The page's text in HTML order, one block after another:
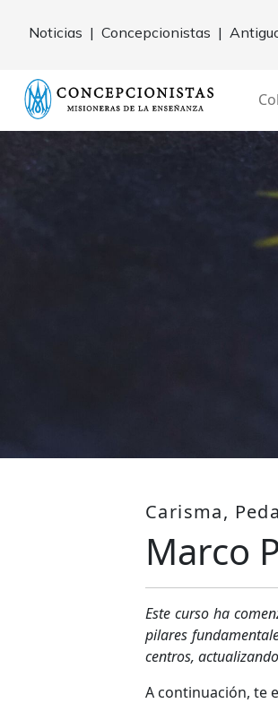
Noticias | Concepcionistas |
Carisma,
Marco
Este curso ha
pilares
centros,
A continuación, te